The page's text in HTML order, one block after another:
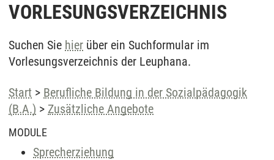
VORLESUNGSVERZEICHNIS
Suchen Sie hier über ein Suchformular im
Vorlesungsverzeichnis der Leuphana.
Start > Berufliche Bildung in der Sozialpädagogik
(B.A.) > Zusätzliche Angebote
MODULE
Sprecherziehung